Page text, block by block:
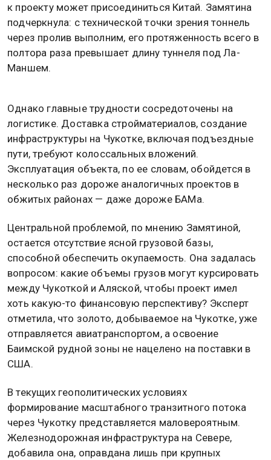
к проекту может присоединиться Китай. Замятина
подчеркнула: с технической точки зрения тоннель
через пролив выполним, его протяженность всего в
полтора раза превышает длину туннеля под Ла-
Маншем.
Однако главные трудности сосредоточены на
логистике. Доставка стройматериалов, создание
инфраструктуры на Чукотке, включая подъездные
пути, требуют колоссальных вложений.
Эксплуатация объекта, по ее словам, обойдется в
несколько раз дороже аналогичных проектов в
обжитых районах — даже дороже БАМа.
Центральной проблемой, по мнению Замятиной,
остается отсутствие ясной грузовой базы,
способной обеспечить окупаемость. Она задалась
вопросом: какие объемы грузов могут курсировать
между Чукоткой и Аляской, чтобы проект имел
хоть какую-то финансовую перспективу? Эксперт
отметила, что золото, добываемое на Чукотке, уже
отправляется авиатранспортом, а освоение
Баимской рудной зоны не нацелено на поставки в
США.
В текущих геополитических условиях
формирование масштабного транзитного потока
через Чукотку представляется маловероятным.
Железнодорожная инфраструктура на Севере,
добавила она, оправдана лишь при крупных